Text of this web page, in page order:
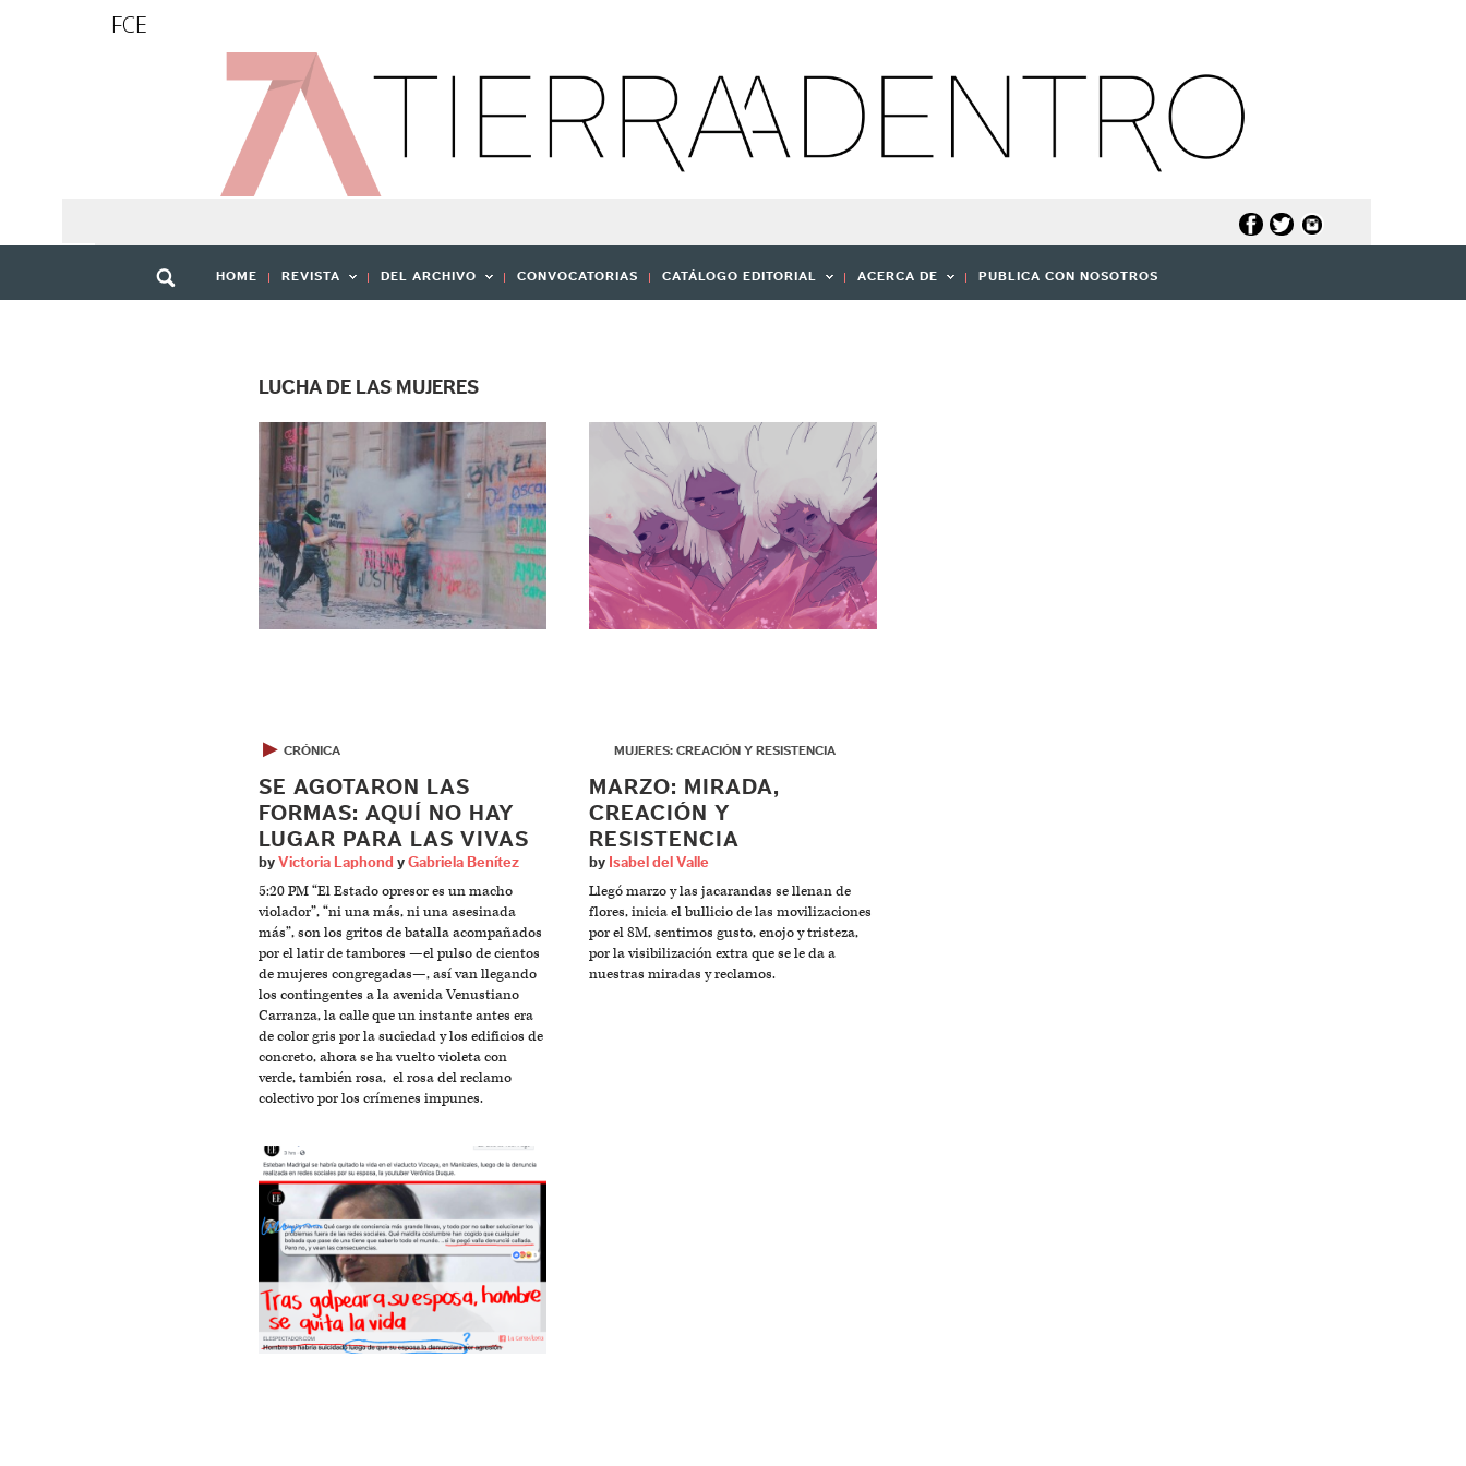
FCE
HOME REVISTA DEL ARCHIVO CONVOCATORIAS CATÁLOGO EDITORIAL ACERCA DE PUBLICA CON NOSOTROS
LUCHA DE LAS MUJERES
▶ CRÓNICA
SE AGOTARON LAS
FORMAS: AQUÍ NO HAY
LUGAR PARA LAS VIVAS
by Victoria Laphond y Gabriela Benítez
5:20 PM “El Estado opresor es un macho
violador”, “ni una más, ni una asesinada
más”, son los gritos de batalla acompañados
por el latir de tambores —el pulso de cientos
de mujeres congregadas—, así van llegando
los contingentes a la avenida Venustiano
Carranza, la calle que un instante antes era
de color gris por la suciedad y los edificios de
concreto, ahora se ha vuelto violeta con
verde, también rosa, el rosa del reclamo
colectivo por los crímenes impunes.
MUJERES: CREACIÓN Y RESISTENCIA
MARZO: MIRADA,
CREACIÓN Y
RESISTENCIA
by Isabel del Valle
Llegó marzo y las jacarandas se llenan de
flores, inicia el bullicio de las movilizaciones
por el 8M, sentimos gusto, enojo y tristeza,
por la visibilización extra que se le da a
nuestras miradas y reclamos.